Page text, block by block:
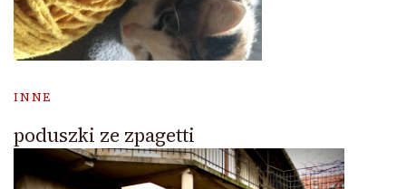
INNE
poduszki ze zpagetti